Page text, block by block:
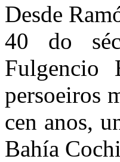
Desde
40 do
Fulgencio
persoeiros
cen anos,
Bahía